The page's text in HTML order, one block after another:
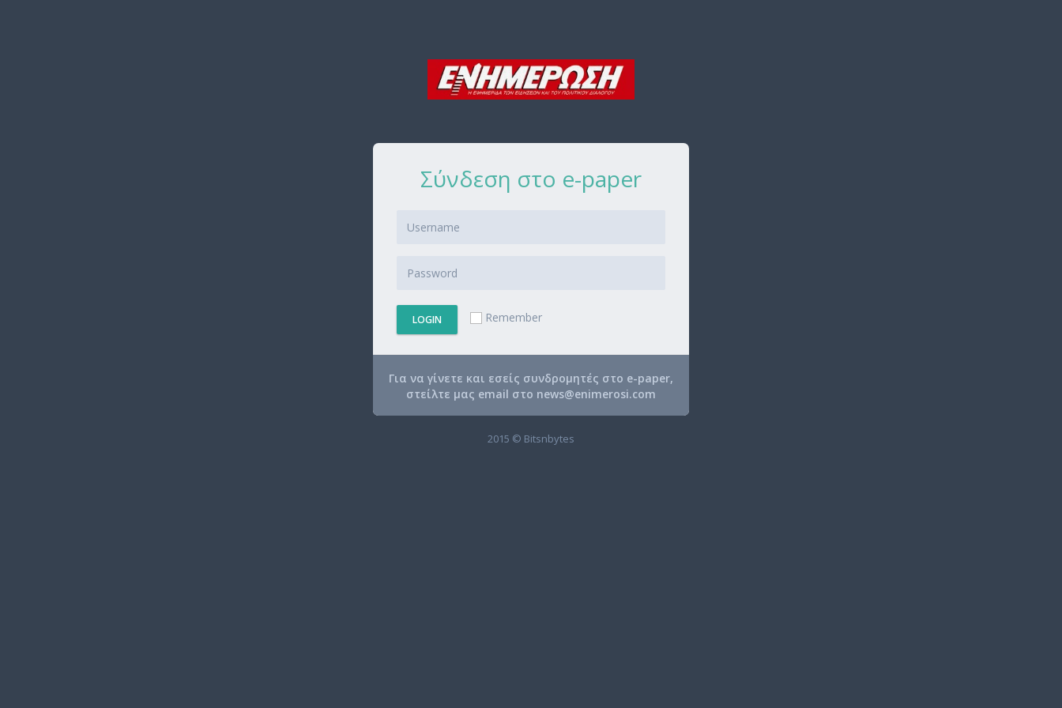
Σύνδεση στο e-paper
LOGIN Remember
Για να γίνετε και εσείς συνδρομητές στο e-paper,
στείλτε μας email στο news@enimerosi.com
2015 © Bitsnbytes